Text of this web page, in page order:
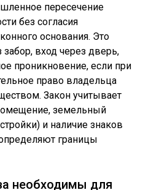
пересечение
без согласия
основания. Это
вход через дверь,
проникновение, если при
право владельца
Закон учитывает
земельный
и наличие знаков
границы
необходимы для